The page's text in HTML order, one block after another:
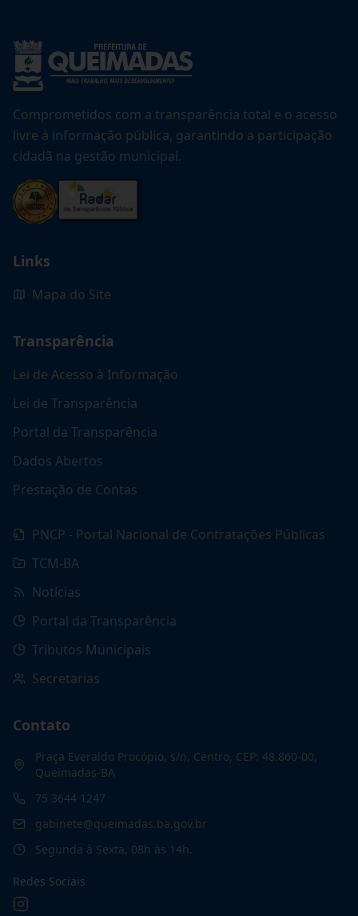
Comprometidos com a transparência total e o acesso
livre à informação pública, garantindo a participação
cidadã na gestão municipal.
Links
Mapa do Site
Transparência
Lei de Acesso à Informação
Lei de Transparência
Portal da Transparência
Dados Abertos
Prestação de Contas
PNCP - Portal Nacional de Contratações Públicas
TCM-BA
Notícias
Portal da Transparência
Tributos Municipais
Secretarias
Contato
Praça Everaldo Procópio, s/n, Centro, CEP: 48.860-00,
Queimadas-BA
75 3644 1247
gabinete@queimadas.ba.gov.br
Segunda à Sexta, 08h às 14h.
Redes Sociais